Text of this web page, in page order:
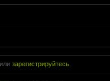
зарегистрируйтесь.